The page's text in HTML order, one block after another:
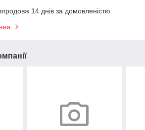
14 днів за домовленістю